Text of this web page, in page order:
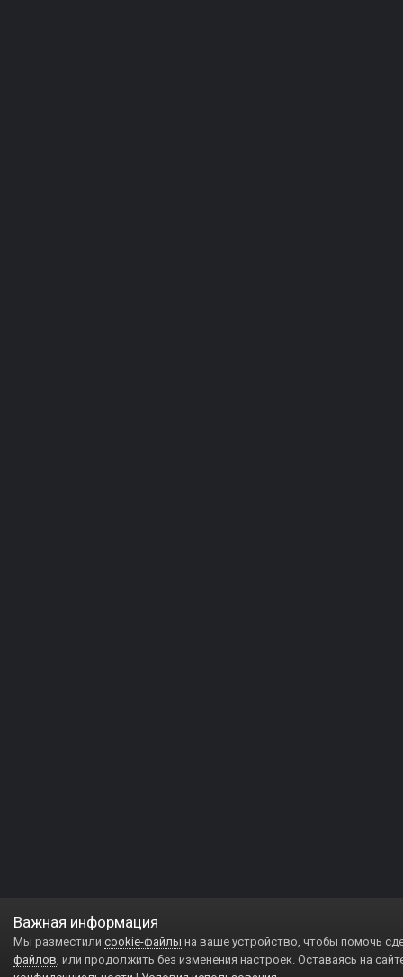
Важная информация
Мы разместили cookie-файлы на ваше устройство, чтобы помочь
файлов, или продолжить без изменения настроек. Оставаясь на